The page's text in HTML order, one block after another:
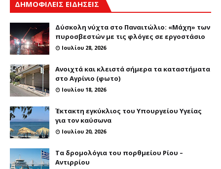
ΔΗΜΟΦΙΛΕΙΣ ΕΙΔΗΣΕΙΣ
Δύσκολη νύχτα στο Παναιτώλιο: «Μάχη» των
πυροσβεστών με τις φλόγες σε εργοστάσιο
Ιουλίου 28, 2026
Ανοιχτά και κλειστά σήμερα τα καταστήματα
στο Αγρίνιο (φωτο)
Ιουλίου 18, 2026
Έκτακτη εγκύκλιος του Υπουργείου Υγείας
για τον καύσωνα
Ιουλίου 20, 2026
Τα δρομολόγια του πορθμείου Ρίου –
Αντιρρίου